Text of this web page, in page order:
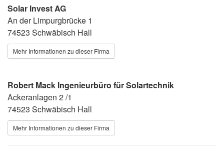
Solar Invest AG
An der Limpurgbrücke 1
74523 Schwäbisch Hall
Mehr Informationen zu dieser Firma
Robert Mack Ingenieurbüro für Solartechnik
Ackeranlagen 2 /1
74523 Schwäbisch Hall
Mehr Informationen zu dieser Firma